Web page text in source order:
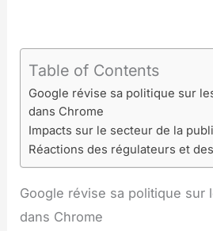
Table of Contents
Google révise sa politique sur
dans Chrome
Impacts sur le secteur de la
Réactions des régulateurs et
Google révise sa politique sur
dans Chrome